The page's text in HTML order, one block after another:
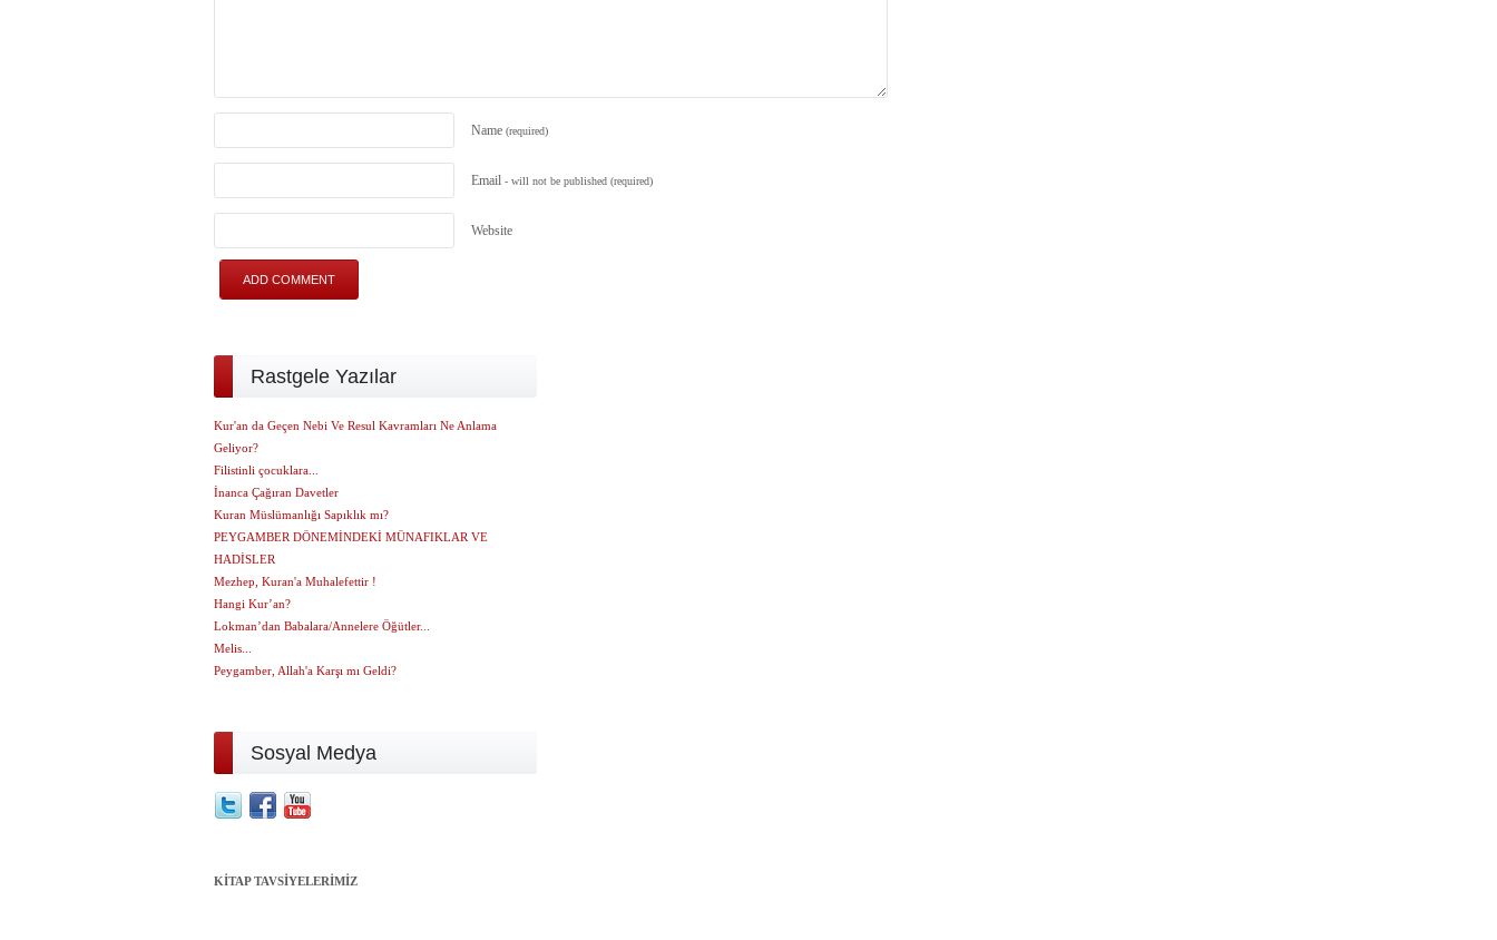
Name (required)
Email - will not be published (required)
Website
Rastgele Yazılar
Kur'an da Geçen Nebi Ve Resul Kavramları Ne Anlama
Geliyor?
Filistinli çocuklara...
İnanca Çağıran Davetler
Kuran Müslümanlığı Sapıklık mı?
PEYGAMBER DÖNEMİNDEKİ MÜNAFIKLAR VE
HADİSLER
Mezhep, Kuran'a Muhalefettir !
Hangi Kur’an?
Lokman’dan Babalara/Annelere Öğütler...
Melis...
Peygamber, Allah'a Karşı mı Geldi?
Sosyal Medya
KİTAP TAVSİYELERİMİZ